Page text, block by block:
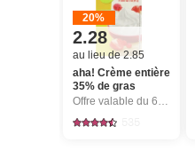
20%
2.28
au lieu de 2.85
aha! Crème entière
35% de gras
Offre valable du 6.8 au 12.8.2026, jusqu’à épuisement du stock.